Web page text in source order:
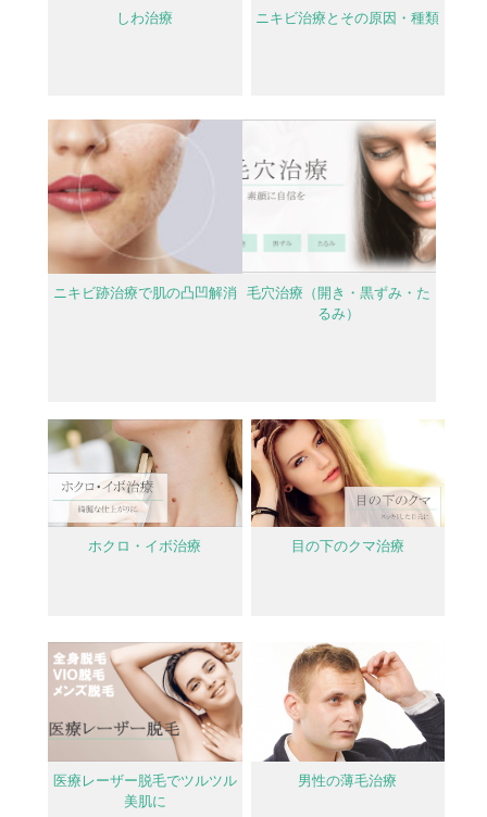
しわ治療 ニキビ治療とその原因・種類
ニキビ跡治療で肌の凸凹解消
毛穴治療（開き・黒ずみ・た
るみ）
ホクロ・イボ治療 目の下のクマ治療
医療レーザー脱毛でツルツル
美肌に
男性の薄毛治療